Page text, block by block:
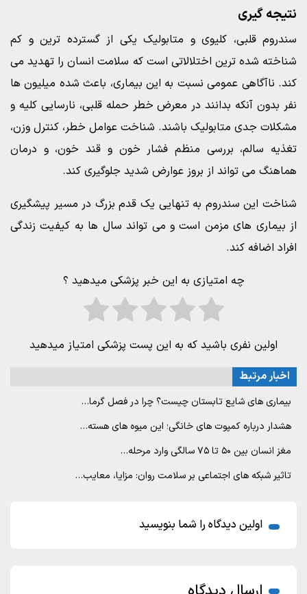
نتيجه گيری
سندروم قلبی، کلیوی و متابولیک یکی از گسترده ترین و کم
شناخته شده ترین اختلالاتی است که سلامت انسان را تهدید می
کند. ناآگاهی عمومی نسبت به این بیماری، باعث شده میلیون ها
نفر بدون آنکه بدانند در معرض خطر حمله قلبی، نارسایی کلیه و
مشکلات جدی متابولیک باشند. شناخت عوامل خطر، کنترل وزن،
تغذیه سالم، بررسی منظم فشار خون و قند خون، و درمان
هماهنگ می تواند از بروز عوارض شدید جلوگیری کند.
شناخت این سندروم به تنهایی یک قدم بزرگ در مسیر پیشگیری
از بیماری های مزمن است و می تواند سال ها به کیفیت زندگی
افراد اضافه کند.
چه امتیازی به این خبر پزشکی میدهید ؟
اولین نفری باشید که به این پست پزشکی امتیاز میدهید
اخبار مرتبط
بیماری های شایع تابستان چیست؟ چرا در فصل گرما…
هشدار درباره کمپوت های خانگی؛ این میوه های هسته…
مغز انسان بین ۵۰ تا ۷۵ سالگی وارد مرحله…
تاثیر شبکه های اجتماعی بر سلامت روان: مزایا، معایب…
اولین دیدگاه را شما بنویسید